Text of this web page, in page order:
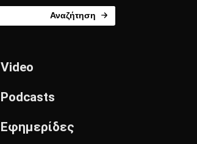
Αναζήτηση
Video
Podcasts
Εφημερίδες